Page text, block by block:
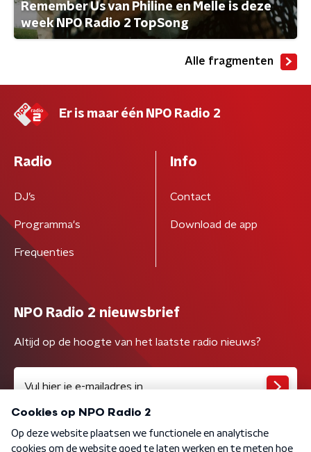
Remember Us van Philine en Melle is deze
week NPO Radio 2 TopSong
Alle fragmenten
Er is maar één NPO Radio 2
Radio
DJ’s
Programma's
Frequenties
Info
Contact
Download de app
NPO Radio 2 nieuwsbrief
Altijd op de hoogte van het laatste radio nieuws?